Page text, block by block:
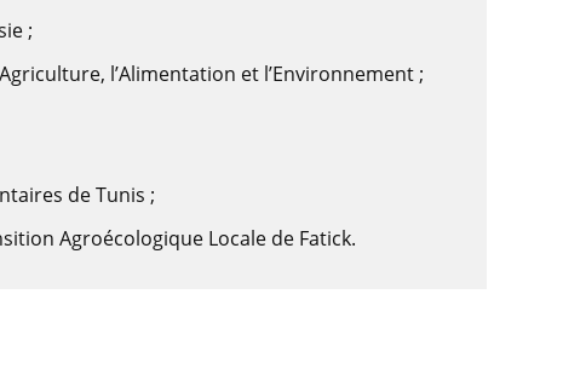
;
l’Alimentation et l’Environnement ;
de Tunis ;
Agroécologique Locale de Fatick.